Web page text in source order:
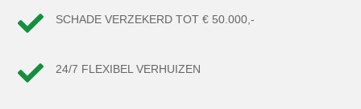
 SCHADE VERZEKERD TOT € 50.000,-
 24/7 FLEXIBEL VERHUIZEN